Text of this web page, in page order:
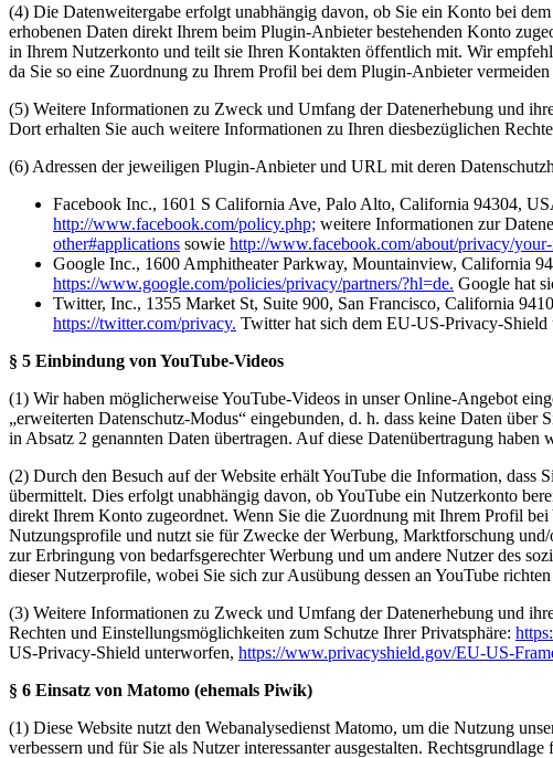
(4) Die Datenweitergabe erfolgt unabhängig davon, ob Sie ein Konto bei
erhobenen Daten direkt Ihrem beim Plugin-Anbieter bestehenden Konto
in Ihrem Nutzerkonto und teilt sie Ihren Kontakten öffentlich mit. Wir
da Sie so eine Zuordnung zu Ihrem Profil bei dem Plugin-Anbieter vermeiden
(5) Weitere Informationen zu Zweck und Umfang der Datenerhebung und
Dort erhalten Sie auch weitere Informationen zu Ihren diesbezüglichen
(6) Adressen der jeweiligen Plugin-Anbieter und URL mit deren
Facebook Inc., 1601 S California Ave, Palo Alto, California 94304,
http://www.facebook.com/policy.php; weitere Informationen zur
other#applications sowie http://www.facebook.com/about/privacy/
Google Inc., 1600 Amphitheater Parkway, Mountainview, California
https://www.google.com/policies/privacy/partners/?hl=de. Google hat
Twitter, Inc., 1355 Market St, Suite 900, San Francisco, California
https://twitter.com/privacy. Twitter hat sich dem EU-US-Privacy-Shield
§ 5 Einbindung von YouTube-Videos
(1) Wir haben möglicherweise YouTube-Videos in unser Online-Angebot
„erweiterten Datenschutz-Modus“ eingebunden, d. h. dass keine Daten
in Absatz 2 genannten Daten übertragen. Auf diese Datenübertragung haben
(2) Durch den Besuch auf der Website erhält YouTube die Information, dass
übermittelt. Dies erfolgt unabhängig davon, ob YouTube ein Nutzerkonto
direkt Ihrem Konto zugeordnet. Wenn Sie die Zuordnung mit Ihrem Profil
Nutzungsprofile und nutzt sie für Zwecke der Werbung, Marktforschung
zur Erbringung von bedarfsgerechter Werbung und um andere Nutzer des
dieser Nutzerprofile, wobei Sie sich zur Ausübung dessen an YouTube richten
(3) Weitere Informationen zu Zweck und Umfang der Datenerhebung und
Rechten und Einstellungsmöglichkeiten zum Schutze Ihrer Privatsphäre:
US-Privacy-Shield unterworfen, https://www.privacyshield.gov/EU-US-
§ 6 Einsatz von Matomo (ehemals Piwik)
(1) Diese Website nutzt den Webanalysedienst Matomo, um die Nutzung
verbessern und für Sie als Nutzer interessanter ausgestalten.